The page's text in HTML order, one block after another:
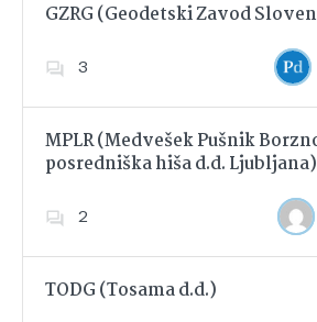
GZRG (Geodetski Zavod
3
Dodajte
MPLR (Medvešek Pušnik
posredniška hiša d.d. Ljubljana)
2
Dodajte
TODG (Tosama d.d.)